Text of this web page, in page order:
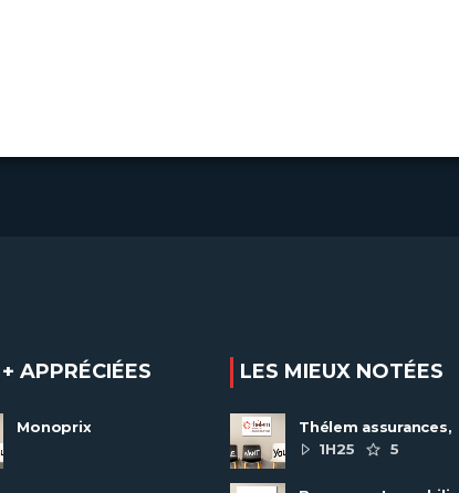
APPRÉCIÉES
Monoprix
LES MIEUX NOTÉES
Thélem assurances,
une politique RH
ambitieuse
1H25 5